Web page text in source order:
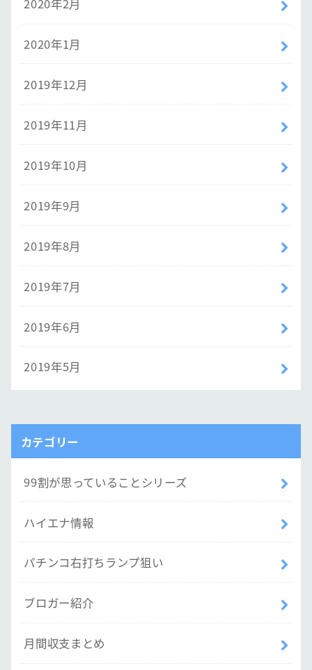
2020年2月
2020年1月
2019年12月
2019年11月
2019年10月
2019年9月
2019年8月
2019年7月
2019年6月
2019年5月
カテゴリー
99割が思っていることシリーズ
ハイエナ情報
パチンコ右打ちランプ狙い
ブロガー紹介
月間収支まとめ